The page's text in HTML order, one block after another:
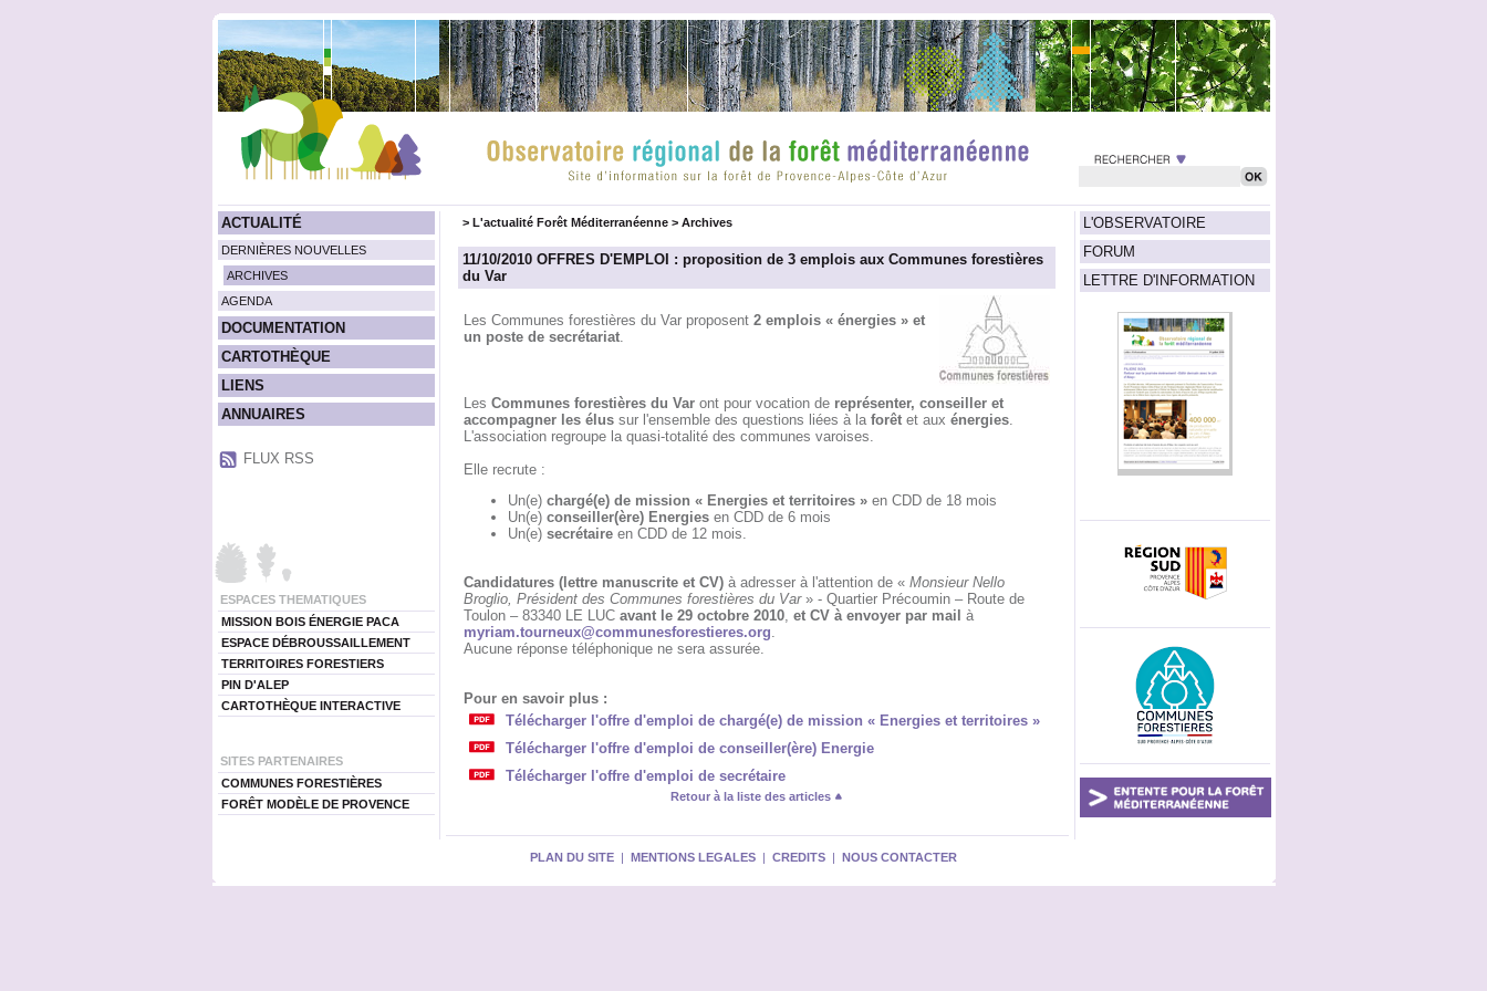
ACTUALITÉ
DERNIÈRES NOUVELLES
ARCHIVES
AGENDA
DOCUMENTATION
CARTOTHÈQUE
LIENS
ANNUAIRES
FLUX RSS
ESPACES THEMATIQUES
MISSION BOIS ÉNERGIE PACA
ESPACE DÉBROUSSAILLEMENT
TERRITOIRES FORESTIERS
PIN D'ALEP
CARTOTHÈQUE INTERACTIVE
SITES PARTENAIRES
COMMUNES FORESTIÈRES
FORÊT MODÈLE DE PROVENCE
L'OBSERVATOIRE
FORUM
LETTRE D'INFORMATION
> L'actualité Forêt Méditerranéenne> Archives
11/10/2010 OFFRES D'EMPLOI : proposition de 3 emplois aux Communes forestières
du Var
Les Communes forestières du Var proposent 2 emplois « énergies » et
un poste de secrétariat.
Les Communes forestières du Varont pour vocation de représenter, conseiller et
accompagner les élussur l'ensemble des questions liées à la forêtet aux énergies.
L'association regroupe la quasi-totalité des communes varoises.
Elle recrute :
Un(e) chargé(e) de mission « Energies et territoires »en CDD de 18 mois
Un(e) conseiller(ère) Energiesen CDD de 6 mois
Un(e) secrétaireen CDD de 12 mois.
Candidatures (lettre manuscrite et CV)à adresser à l'attention de « Monsieur Nello
Broglio, Président des Communes forestières du Var» - Quartier Précoumin – Route de
Toulon – 83340 LE LUC avant le 29 octobre 2010, et CV à envoyer par mail à
myriam.tourneux@communesforestieres.org
Aucune réponse téléphonique ne sera assurée.
Pour en savoir plus :
Télécharger l'offre d'emploi de chargé(e) de mission « Energies et territoires »
Télécharger l'offre d'emploi de conseiller(ère) Energie
Télécharger l'offre d'emploi de secrétaire
Retour à la liste des articles
PLAN DU SITE | MENTIONS LEGALES | CREDITS | NOUS CONTACTER